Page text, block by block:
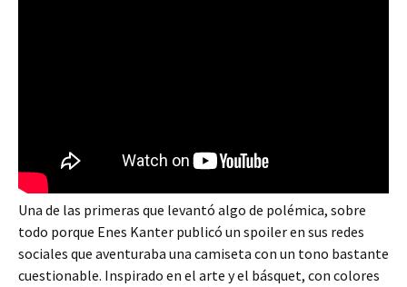
Una de las primeras que levantó algo de polémica, sobre
todo porque Enes Kanter publicó un spoiler en sus redes
sociales que aventuraba una camiseta con un tono bastante
cuestionable. Inspirado en el arte y el básquet, con colores